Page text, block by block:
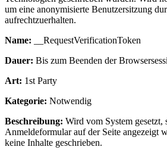
um eine anonymisierte Benutzersitzung
aufrechtzuerhalten.
Name: __RequestVerificationToken
Dauer: Bis zum Beenden der
Art: 1st Party
Kategorie: Notwendig
Beschreibung: Wird vom System gesetzt,
Anmeldeformular auf der Seite angezeigt
keine Inhalte geschrieben.